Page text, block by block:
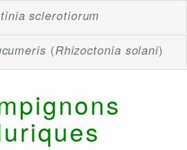
sclerotiorum
(Rhizoctonia solani)